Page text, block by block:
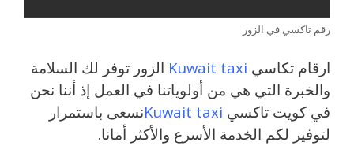
رقم تاكسي في الزور
ارقام تكاسي Kuwait taxi الزور توفر لك السلامة
والخبرة التي هي من أولوياتنا في العمل إذ أننا نحن
في كويت تاكسي Kuwait taxiنسعى باستمرار
لتوفير لكم الخدمة الأسرع والأكثر أمانا.